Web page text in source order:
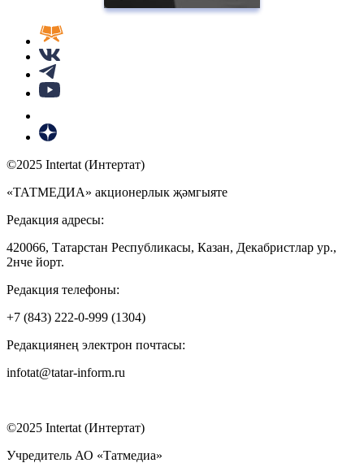
©2025 Intertat (Интертат)
«ТАТМЕДИА» акционерлык җәмгыяте
Редакция адресы:
420066, Татарстан Республикасы, Казан, Декабристлар ур.,
2нче йорт.
Редакция телефоны:
+7 (843) 222-0-999 (1304)
Редакциянең электрон почтасы:
infotat@tatar-inform.ru
©2025 Intertat (Интертат)
Учредитель АО «Татмедиа»